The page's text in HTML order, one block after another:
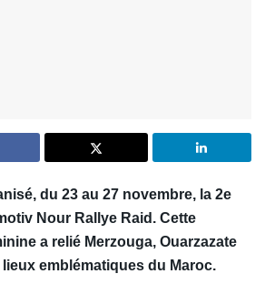
du 23 au 27 novembre, la 2e
Nour Rallye Raid. Cette
a relié Merzouga, Ouarzazate
emblématiques du Maroc.